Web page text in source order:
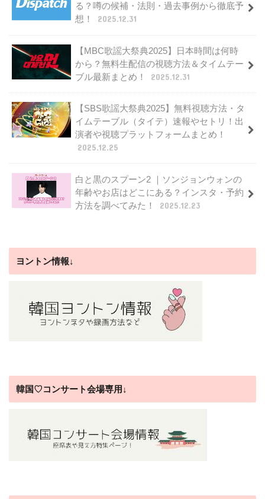
る？噂の候補・法則・過去事例から徹底予
想！
2025.12.31
【MBC歌謡大祭典2025】日本時間は何時
から？無料生配信の視聴方法＆タイムテー
ブル最新まとめ！
2025.12.31
【SBS歌謡大祭典2025】無料視聴方法・タ
イムテーブル（タイテ）速報やセトリ！出
演者や視聴プラットフォームまとめ！
2025.12.25
白と黒のスプーン2 ｜ソンジョンウォンの
年齢やお店はどこにある？インスタ・予約
方法を調べてみた！
2025.12.23
ヨントン情報↓
韓国♡コンサート会場専用↓